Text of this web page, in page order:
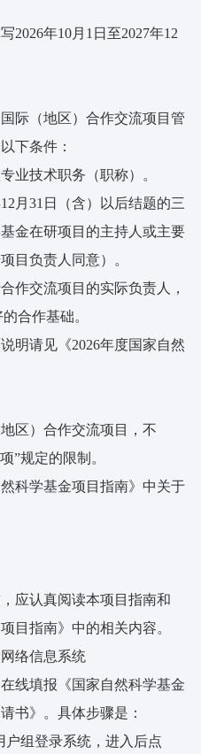
2026年10月1日至2027年12
际（地区）合作交流项目管
下条件：
业技术职务（职称）。
月31日（含）以后结题的三
金在研项目的主持人或主要
目负责人同意）。
作交流项目的实际负责人，
合作基础。
明请见《2026年度国家自然
区）合作交流项目，不
”规定的限制。
然科学基金项目指南》中关于
应认真阅读本项目指南和
目指南》中的相关内容。
络信息系统
在线填报《国家自然科学基金
书》。具体步骤是：
户组登录系统，进入后点